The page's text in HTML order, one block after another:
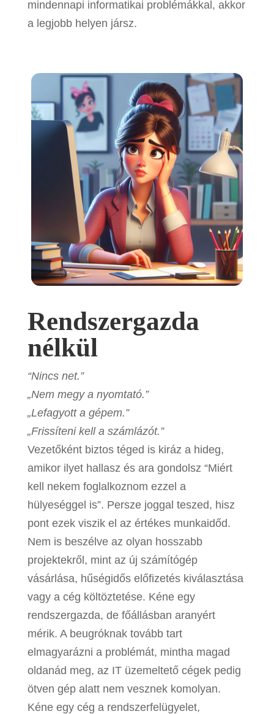
mindennapi informatikai problémákkal, akkor
a legjobb helyen jársz.
Rendszergazda
nélkül
“Nincs net.”
„Nem megy a nyomtató.”
„Lefagyott a gépem.”
„Frissíteni kell a számlázót.”
Vezetőként biztos téged is kiráz a hideg,
amikor ilyet hallasz és ara gondolsz “Miért
kell nekem foglalkoznom ezzel a
hülyeséggel is”. Persze joggal teszed, hisz
pont ezek viszik el az értékes munkaidőd.
Nem is beszélve az olyan hosszabb
projektekről, mint az új számítógép
vásárlása, hűségidős előfizetés kiválasztása
vagy a cég költöztetése. Kéne egy
rendszergazda, de főállásban aranyért
mérik. A beugróknak tovább tart
elmagyarázni a problémát, mintha magad
oldanád meg, az IT üzemeltető cégek pedig
ötven gép alatt nem vesznek komolyan.
Kéne egy cég a rendszerfelügyelet,